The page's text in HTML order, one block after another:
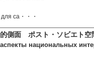
са・・・
側面 ポスト・ソビエト空
национальных